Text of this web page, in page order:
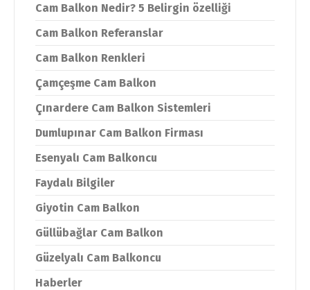
Cam Balkon Nedir? 5 Belirgin özelliği
Cam Balkon Referanslar
Cam Balkon Renkleri
Çamçeşme Cam Balkon
Çınardere Cam Balkon Sistemleri
Dumlupınar Cam Balkon Firması
Esenyalı Cam Balkoncu
Faydalı Bilgiler
Giyotin Cam Balkon
Güllübağlar Cam Balkon
Güzelyalı Cam Balkoncu
Haberler